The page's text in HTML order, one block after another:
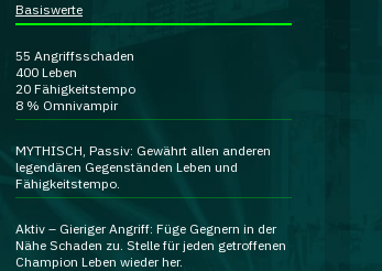
Basiswerte
55 Angriffsschaden
400 Leben
20 Fähigkeitstempo
8 % Omnivampir
MYTHISCH, Passiv: Gewährt allen anderen
legendären Gegenständen Leben und
Fähigkeitstempo.
Aktiv – Gieriger Angriff: Füge Gegnern in der
Nähe Schaden zu. Stelle für jeden getroffenen
Champion Leben wieder her.